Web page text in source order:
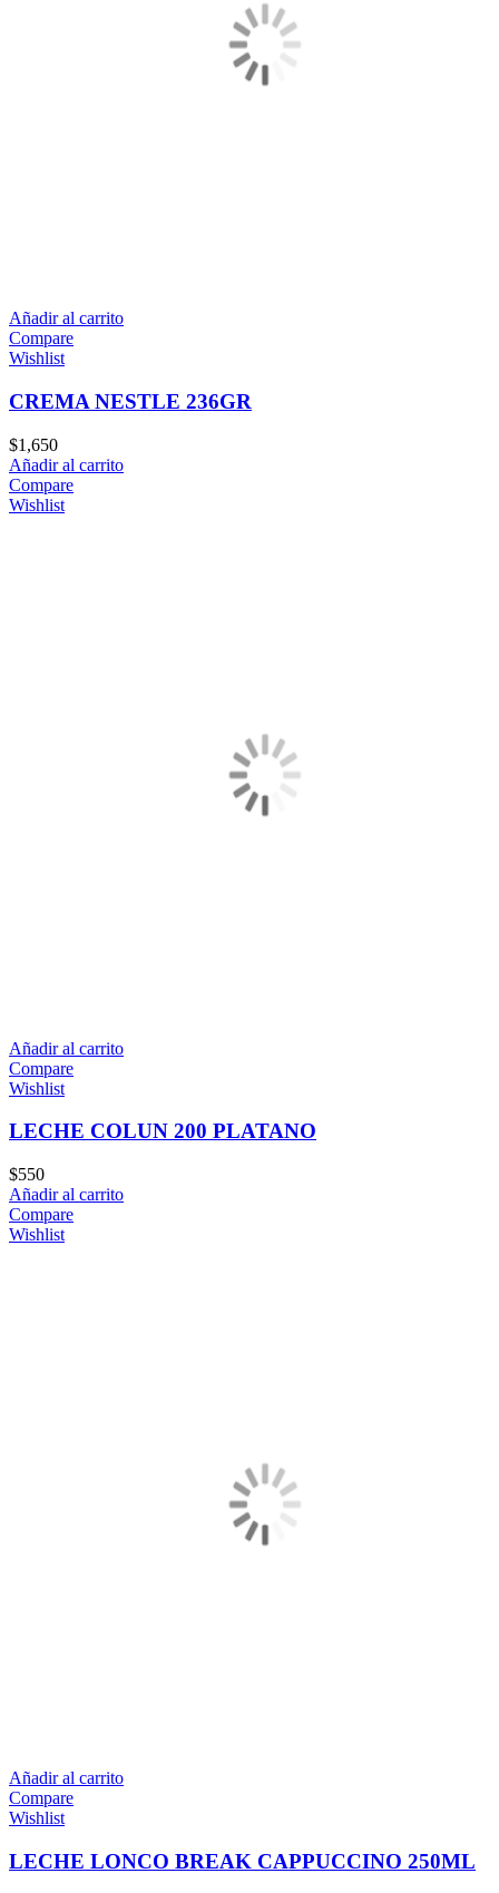
Añadir al carrito
Compare
Wishlist
CREMA NESTLE 236GR
$1,650
Añadir al carrito
Compare
Wishlist
Añadir al carrito
Compare
Wishlist
LECHE COLUN 200 PLATANO
$550
Añadir al carrito
Compare
Wishlist
Añadir al carrito
Compare
Wishlist
LECHE LONCO BREAK CAPPUCCINO 250ML